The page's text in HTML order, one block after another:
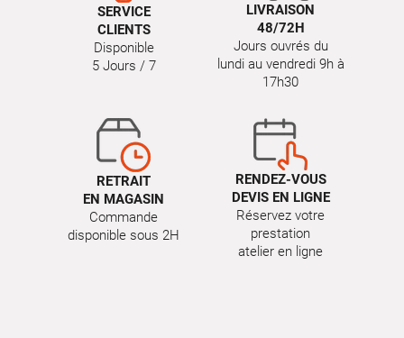
SERVICE
CLIENTS
Disponible
5 Jours / 7
LIVRAISON
48/72H
Jours ouvrés du
lundi au vendredi 9h à
17h30
RETRAIT
EN MAGASIN
Commande
disponible sous 2H
RENDEZ-VOUS
DEVIS EN LIGNE
Réservez votre
prestation
atelier en ligne